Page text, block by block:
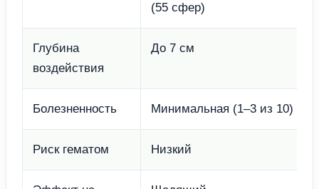
(55 сфер)
Глубина
воздействия
До 7 см
Болезненность Минимальная (1–3 из 10)
Риск гематом Низкий